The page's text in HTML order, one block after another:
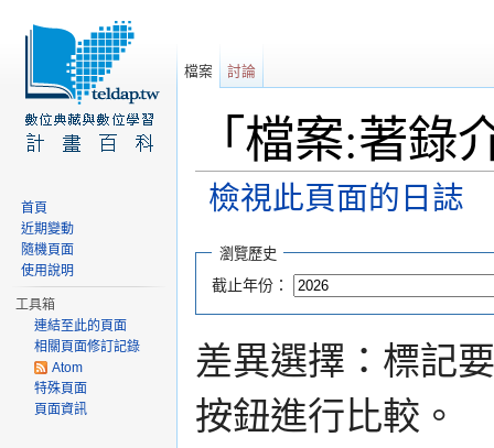
「檔案:著
檢視此頁面的日誌
瀏覽歷史
截止年份：
差異選擇：標記
按鈕進行比較。
檔案 討論
首頁
近期變動
隨機頁面
使用說明
工具箱
連結至此的頁面
相關頁面修訂記錄
Atom
特殊頁面
頁面資訊